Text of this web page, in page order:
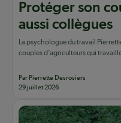
Protéger son
aussi collègues
La psychologue du travail
couples d’agriculteurs qui
Par Pierrette Desrosiers
29 juillet 2026